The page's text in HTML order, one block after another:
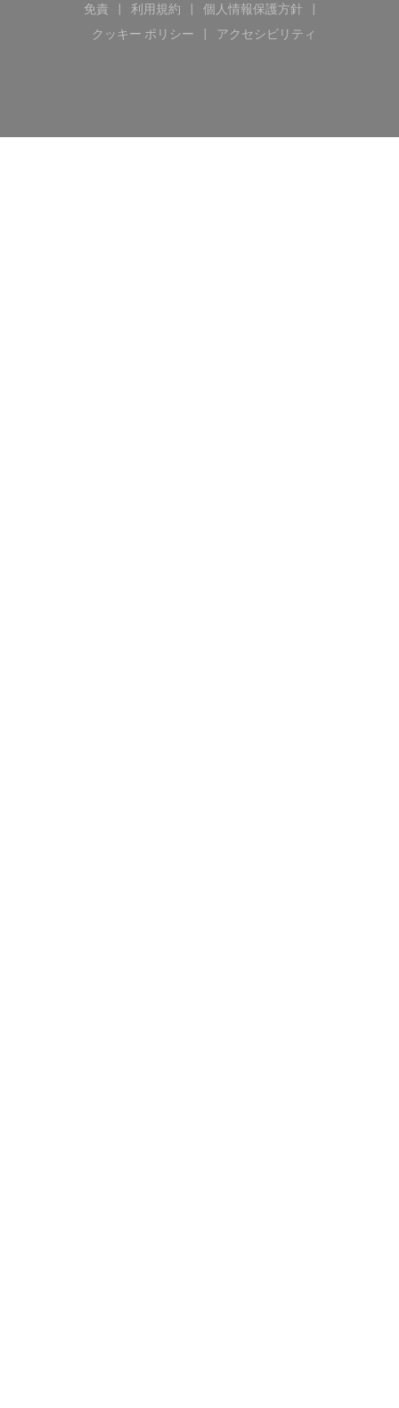
免責
((新しいウィンドウで開きます))
利用規約
((新しいウィンドウで開きます))
個人情報保護方針
((新しいウィンドウで開
クッキー ポリシー
((新しいウィンドウで開きます))
アクセシビリティ
((新しいウィンドウで